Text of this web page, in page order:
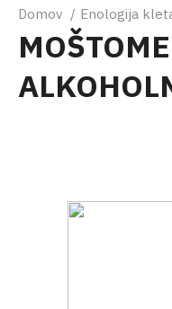
Breadcrumb
Domov Enologija